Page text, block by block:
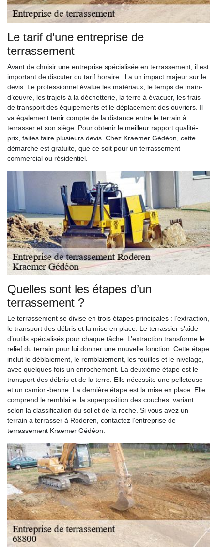
Le tarif d’une entreprise de
terrassement
Avant de choisir une entreprise spécialisée en terrassement, il est
important de discuter du tarif horaire. Il a un impact majeur sur le
devis. Le professionnel évalue les matériaux, le temps de main-
d’œuvre, les trajets à la déchetterie, la terre à évacuer, les frais
de transport des équipements et le déplacement des ouvriers. Il
va également tenir compte de la distance entre le terrain à
terrasser et son siège. Pour obtenir le meilleur rapport qualité-
prix, faites faire plusieurs devis. Chez Kraemer Gédéon, cette
démarche est gratuite, que ce soit pour un terrassement
commercial ou résidentiel.
Quelles sont les étapes d’un
terrassement ?
Le terrassement se divise en trois étapes principales : l’extraction,
le transport des débris et la mise en place. Le terrassier s’aide
d’outils spécialisés pour chaque tâche. L’extraction transforme le
relief du terrain pour lui donner une nouvelle fonction. Cette étape
inclut le déblaiement, le remblaiement, les fouilles et le nivelage,
avec quelques fois un enrochement. La deuxième étape est le
transport des débris et de la terre. Elle nécessite une pelleteuse
et un camion-benne. La dernière étape est la mise en place. Elle
comprend le remblai et la superposition des couches, variant
selon la classification du sol et de la roche. Si vous avez un
terrain à terrasser à Roderen, contactez l’entreprise de
terrassement Kraemer Gédéon.